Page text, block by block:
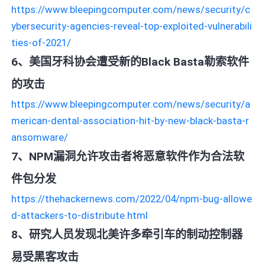
https://www.bleepingcomputer.com/news/security/c
ybersecurity-agencies-reveal-top-exploited-vulnerabili
ties-of-2021/
6、美国牙科协会遭受新的Black Basta勒索软件
的攻击
https://www.bleepingcomputer.com/news/security/a
merican-dental-association-hit-by-new-black-basta-r
ansomware/
7、NPM漏洞允许攻击者将恶意软件作为合法软
件包分发
https://thehackernews.com/2022/04/npm-bug-allowe
d-attackers-to-distribute.html
8、研究人员发现北美许多牵引车的制动控制器
易受黑客攻击